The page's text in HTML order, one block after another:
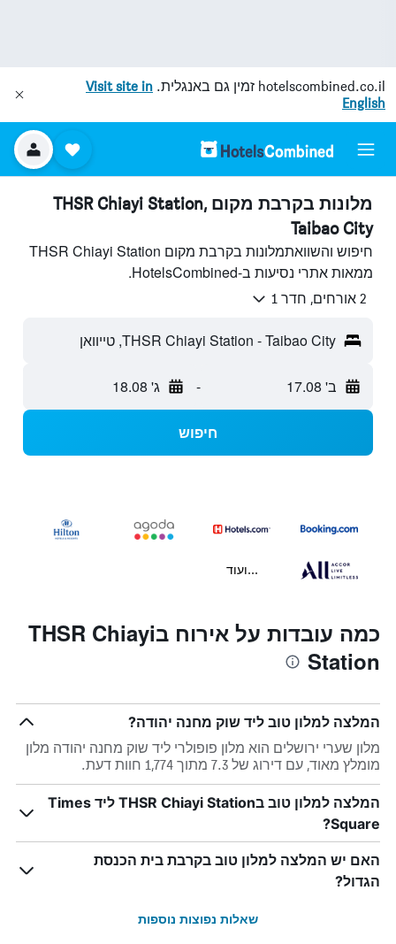
hotelscombined.co.il זמין גם באנגלית. Visit site in
English
מלונות בקרבת מקום THSR Chiayi Station,
Taibao City
חיפוש והשוואתמלונות בקרבת מקום THSR Chiayi Station
ממאות אתרי נסיעות ב-HotelsCombined.
2 אורחים, חדר 1
THSR Chiayi Station - Taibao City, טייוואן
ב' 17.08 - ג' 18.08
חיפוש
...ועוד
כמה עובדות על אירוח בTHSR Chiayi
Station
המלצה למלון טוב ליד שוק מחנה יהודה?
מלון שערי ירושלים הוא מלון פופולרי ליד שוק מחנה יהודה מלון
מומלץ מאוד, עם דירוג של 7.3 מתוך 1,774 חוות דעת.
המלצה למלון טוב בTHSR Chiayi Station ליד Times
Square?
האם יש המלצה למלון טוב בקרבת בית הכנסת
הגדול?
שאלות נפוצות נוספות